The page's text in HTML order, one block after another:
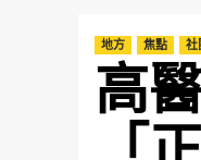
地方 焦點 社
高